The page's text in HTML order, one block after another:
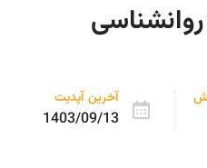
آخرین آپدیت
1403/09/13